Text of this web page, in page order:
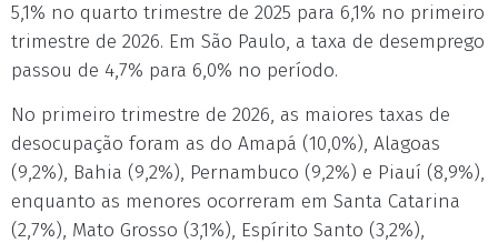
5,1% no quarto trimestre de 2025 para 6,1% no primeiro
trimestre de 2026. Em São Paulo, a taxa de desemprego
passou de 4,7% para 6,0% no período.
No primeiro trimestre de 2026, as maiores taxas de
desocupação foram as do Amapá (10,0%), Alagoas
(9,2%), Bahia (9,2%), Pernambuco (9,2%) e Piauí (8,9%),
enquanto as menores ocorreram em Santa Catarina
(2,7%), Mato Grosso (3,1%), Espírito Santo (3,2%),